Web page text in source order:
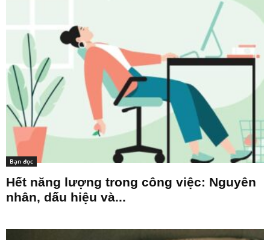
Bạn đọc
Hết năng lượng trong công việc: Nguyên
nhân, dấu hiệu và...